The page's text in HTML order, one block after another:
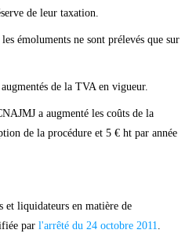
de leur taxation.
émoluments ne sont prélevés que sur
de la TVA en vigueur.
a augmenté les coûts de la
de la procédure et 5 € ht par année
et liquidateurs en matière de
par l'arrêté du 24 octobre 2011